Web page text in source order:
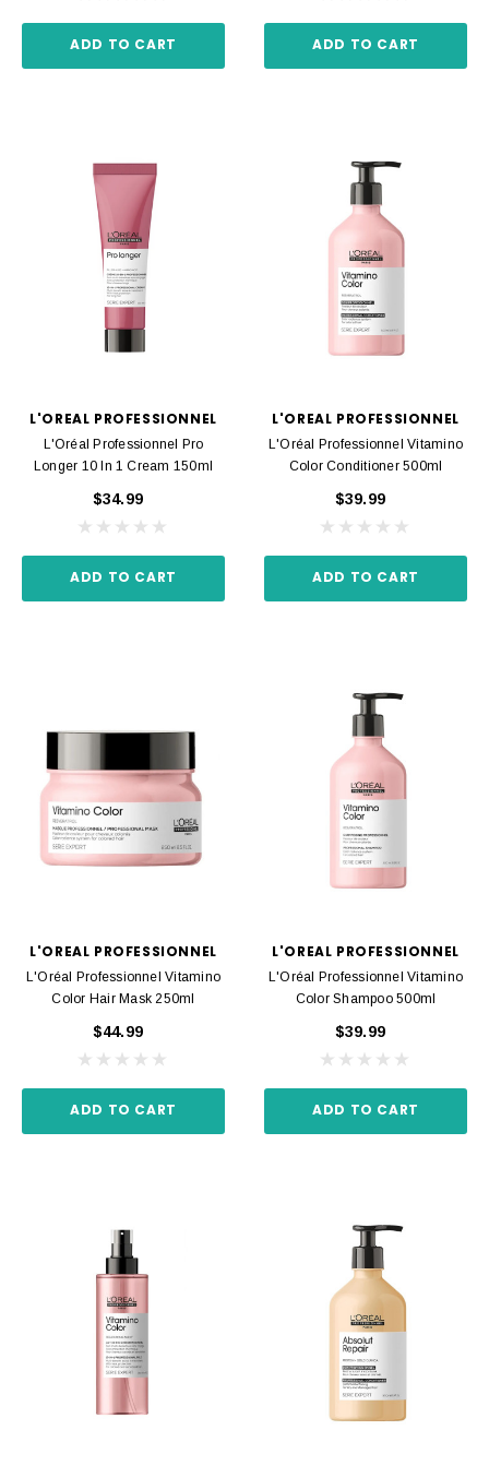
ADD TO CART ADD TO CART
L'OREAL PROFESSIONNEL
L'Oréal Professionnel Pro
Longer 10 In 1 Cream 150ml
$34.99
ADD TO CART
L'OREAL PROFESSIONNEL
L'Oréal Professionnel Vitamino
Color Conditioner 500ml
$39.99
ADD TO CART
L'OREAL PROFESSIONNEL
L'Oréal Professionnel Vitamino
Color Hair Mask 250ml
$44.99
ADD TO CART
L'OREAL PROFESSIONNEL
L'Oréal Professionnel Vitamino
Color Shampoo 500ml
$39.99
ADD TO CART